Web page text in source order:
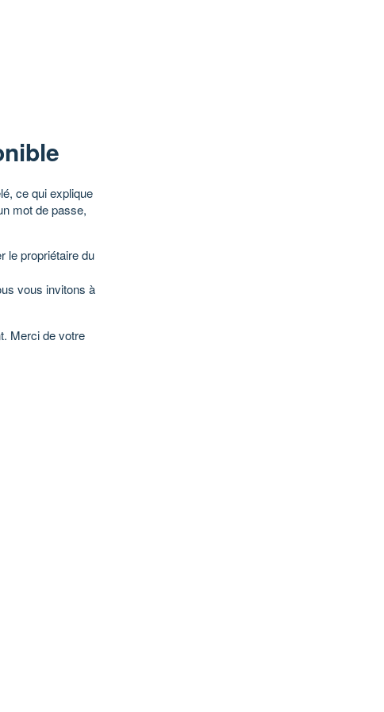
ce qui explique
mot de passe,
le propriétaire du
vous invitons à
Merci de votre